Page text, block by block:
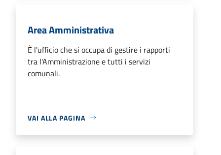
Area Amministrativa
È l'ufficio che si occupa di gestire i rapporti
tra l'Amministrazione e tutti i servizi
comunali.
VAI ALLA PAGINA